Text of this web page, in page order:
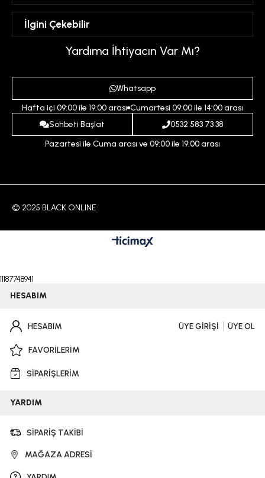
Hesabım
Favorilerim
Mesafeli Satış Sözleşmesi
Üyelik Sözleşmesi
Gizlilik ve Güvenlik Politikası
Ödeme ve Teslimat Koşulları
İptal ve İade Koşulları
İlgini Çekebilir
İndirim
Yardıma İhtiyacın Var Mı?
Whatsapp
Hafta içi 09:00 ile 19:00 arası Cumartesi 09:00 ile 14:00 arası
Sohbeti Başlat
0532 583 73 38
Pazartesi ile Cuma arası ve 09:00 ile 19:00 arası
© 2025 BLACK ONLINE
11187748941
HESABIM
HESABIM ÜYE GİRİŞİ ÜYE OL
FAVORİLERİM
SİPARİŞLERİM
YARDIM
SİPARİŞ TAKİBİ
MAĞAZA ADRESİ